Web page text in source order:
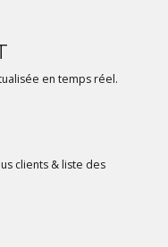
en temps réel.
clients & liste des